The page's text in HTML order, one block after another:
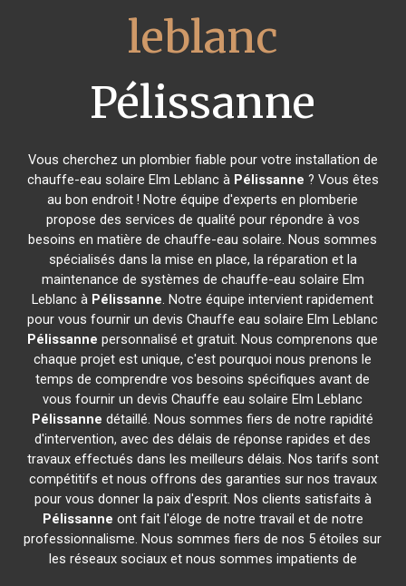
leblanc
Pélissanne
Vous cherchez un plombier fiable pour votre installation de
chauffe-eau solaire Elm Leblanc à Pélissanne ? Vous êtes
au bon endroit ! Notre équipe d'experts en plomberie
propose des services de qualité pour répondre à vos
besoins en matière de chauffe-eau solaire. Nous sommes
spécialisés dans la mise en place, la réparation et la
maintenance de systèmes de chauffe-eau solaire Elm
Leblanc à Pélissanne. Notre équipe intervient rapidement
pour vous fournir un devis Chauffe eau solaire Elm Leblanc
Pélissanne personnalisé et gratuit. Nous comprenons que
chaque projet est unique, c'est pourquoi nous prenons le
temps de comprendre vos besoins spécifiques avant de
vous fournir un devis Chauffe eau solaire Elm Leblanc
Pélissanne détaillé. Nous sommes fiers de notre rapidité
d'intervention, avec des délais de réponse rapides et des
travaux effectués dans les meilleurs délais. Nos tarifs sont
compétitifs et nous offrons des garanties sur nos travaux
pour vous donner la paix d'esprit. Nos clients satisfaits à
Pélissanne ont fait l'éloge de notre travail et de notre
professionnalisme. Nous sommes fiers de nos 5 étoiles sur
les réseaux sociaux et nous sommes impatients de